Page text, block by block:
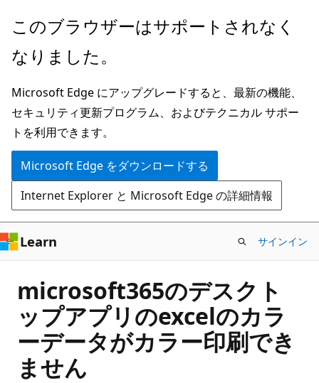
メ
ン
ン
テ
ン
ツ
に
ス
キ
ッ
プ
このブラウザーはサポートされなく
なりました。
Microsoft Edge にアップグレードすると、最新の機能、
セキュリティ更新プログラム、およびテクニカル サポー
トを利用できます。
Microsoft Edge をダウンロードする
Internet Explorer と Microsoft Edge の詳細情報
Learn サインイン
microsoft365のデスクト
ップアプリのexcelのカラ
ーデータがカラー印刷でき
ません